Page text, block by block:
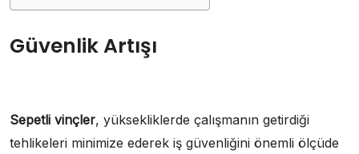
Güvenlik Artışı
Sepetli vinçler, yüksekliklerde çalışmanın getirdiği
tehlikeleri minimize ederek iş güvenliğini önemli ölçüde